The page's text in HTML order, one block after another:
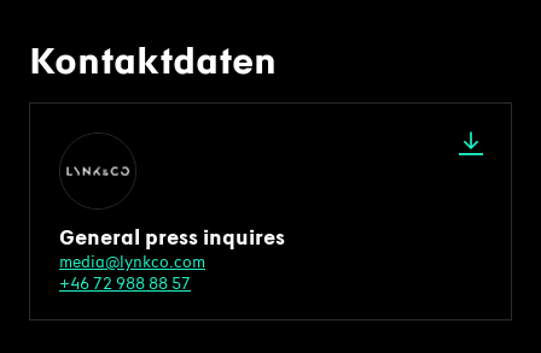
Kontaktdaten
General press inquires
media@lynkco.com
+46 72 988 88 57